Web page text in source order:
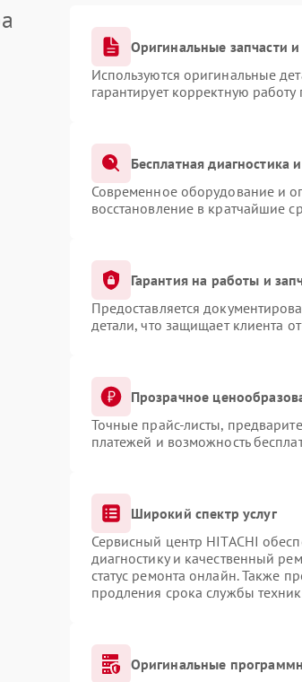
Оригинальные запчасти
Используются оригинальные
гарантирует корректную
Бесплатная диагностика
Современное оборудование и
восстановление в кратчайшие
Гарантия на работы и
Предоставляется
детали, что защищает клиента
Прозрачное
Точные прайс-листы,
платежей и возможность
Широкий спектр услуг
Сервисный центр HITACHI
диагностику и качественный
статус ремонта онлайн. Также
продления срока службы
Оригинальные